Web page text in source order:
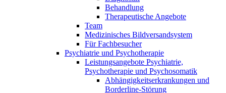
Behandlung
Therapeutische Angebote
Team
Medizinisches Bildversandsystem
Für Fachbesucher
Psychiatrie und Psychotherapie
Leistungsangebote Psychiatrie,
Psychotherapie und Psychosomatik
Abhängigkeitserkrankungen und
Borderline-Störung